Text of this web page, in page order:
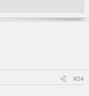
#34